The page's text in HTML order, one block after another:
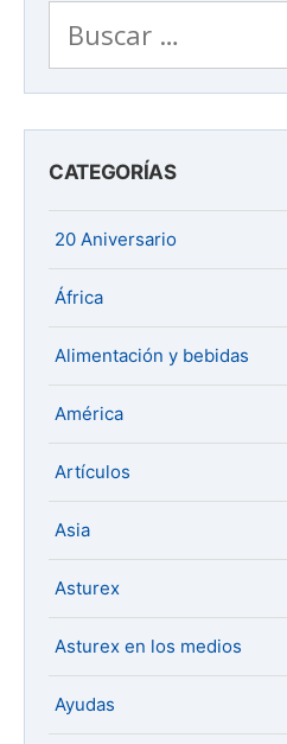
Buscar:
CATEGORÍAS
20 Aniversario
África
Alimentación y bebidas
América
Artículos
Asia
Asturex
Asturex en los medios
Ayudas